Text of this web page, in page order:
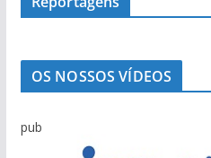
OS NOSSOS VÍDEOS
pub